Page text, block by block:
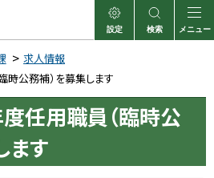
表示
設定
検索
サイト内検索
メニュー
求人情報
時公務補）を募集します
任用職員（臨時公
ます